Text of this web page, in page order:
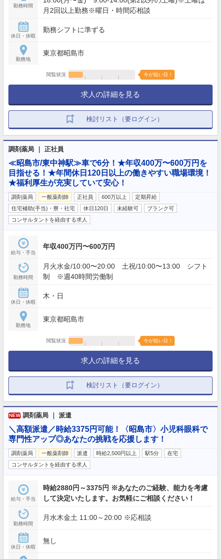
勤務時間
月2回以上勤務※曜日・時間応相談
休日・休暇
勤務シフトに準ずる
勤務地
東京都昭島市
閲覧状況 今が狙い目！
求人の詳細を見る
検討リスト（要ログイン）
調剤薬局 ｜ 正社員
≪昭島市/東中神駅≫車で6分！★年収400万〜600万円を
目指せる！★年間休日120日以上の働きやすい職場環境！
★福利厚生が充実していて安心！
調剤薬局 一般薬剤師 正社員 600万以上
定期昇給
住宅補助(手当)・寮・社宅
休日120日 未経験可
ブランク可
コンサルタントを経由する求人
給与・手当
年収400万円〜600万円
勤務時間
月火水金/10:00〜20:00 土祝/10:00〜13:00 シフト
制 ※週40時間労働制
休日・休暇
木・日
勤務地
東京都昭島市
閲覧状況 今が狙い目！
求人の詳細を見る
検討リスト（要ログイン）
NEW 調剤薬局 ｜ 派遣
＼高額派遣／時給3375円可能！〈昭島市〉小児科眼科で
専門性アップ◎あなたの挑戦を応援します！
調剤薬局 一般薬剤師 派遣 時給2,500円以上 駅5分
在宅
コンサルタントを経由する求人
給与・手当
時給2880円～3375円 ※あなたのご経験、能力を考慮
して決定いたします。お気軽にご相談ください！
勤務時間
月水木金土 11:00～20:00 ※応相談
休日・休暇
無し